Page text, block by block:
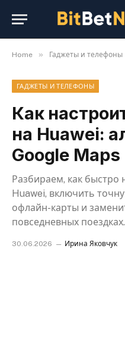
Home » Гаджеты и телефоны
ГАДЖЕТЫ И ТЕЛЕФОНЫ
Как
на Huawei:
Google Maps
Разбираем, как быстро
Huawei, включить
офлайн-карты и
повседневных поездках.
30.06.2026 Ирина Яковчук